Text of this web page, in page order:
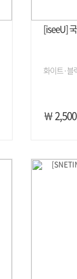
[iseeU]
화이트·블
￦ 2,500